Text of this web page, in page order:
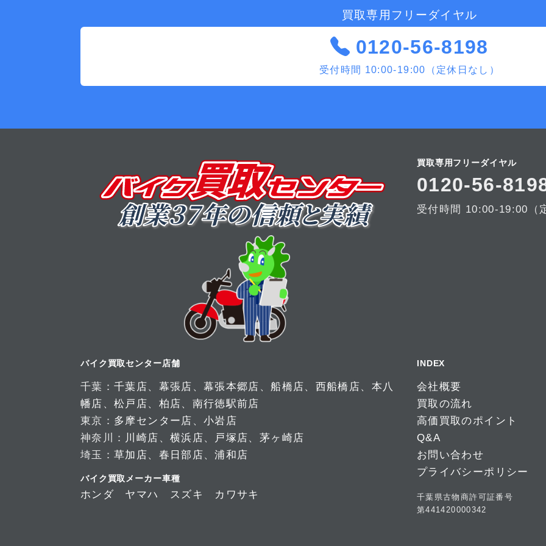
買取専用フリーダイヤル
0120-56-8198
受付時間 10:00-19:00（定休日なし）
買取専用フリーダイヤル
0120-56-
受付時間 10:00-19:00（
バイク買取センター店舗
千葉：千葉店、 幕張店 、幕張本郷店 、船橋店、 西船橋店、 本八
幡店 、松戸店、 柏店、 南行徳駅前店
東京： 多摩センター店 、 小岩店
神奈川： 川崎店 、 横浜店、 戸塚店、 茅ヶ崎店
埼玉：草加店、 春日部店、浦和店
バイク買取メーカー車種
ホンダ ヤマハ スズキ カワサキ
INDEX
会社概要
買取の流れ
高価買取のポイント
Q&A
お問い合わせ
プライバシーポリシー
千葉県古物商許可証番号
第441420000342